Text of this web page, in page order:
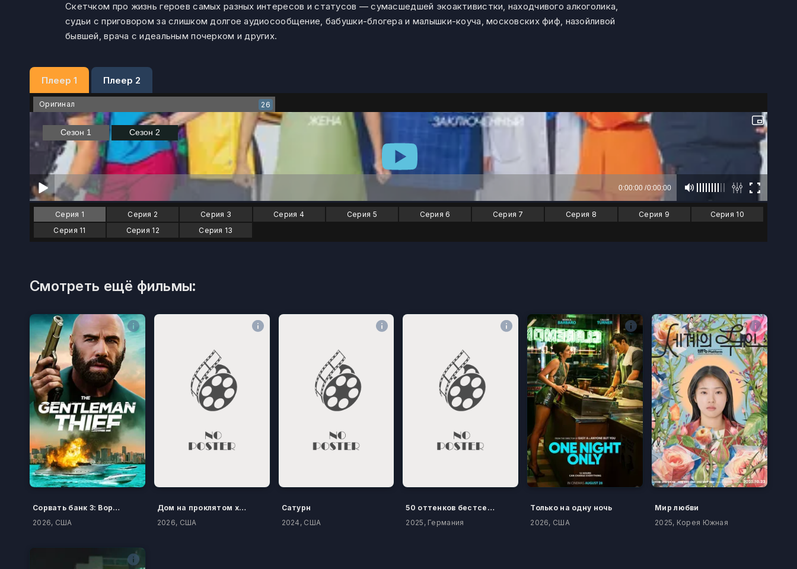
Скетчком про жизнь героев самых разных интересов и статусов — сумасшедшей экоактивистки, находчивого алкоголика,
судьи с приговором за слишком долгое аудиосообщение, бабушки-блогера и малышки-коуча, московских фиф, назойливой
бывшей, врача с идеальным почерком и других.
Плеер 1 Плеер 2
Оригинал 26
Серия 1 Серия 2 Серия 3 Серия 4 Серия 5 Серия 6 Серия 7 Серия 8 Серия 9
Серия 10
Серия 11
Серия 12 Серия 13
Смотреть ещё фильмы:
Сорвать банк 3: Вор-джентльмен
2026, США
Дом на проклятом холме
2026, США
Сатурн
2024, США
50 оттенков бестселлера
2025, Германия
Только на одну ночь
2026, США
Мир любви
2025, Корея Южная